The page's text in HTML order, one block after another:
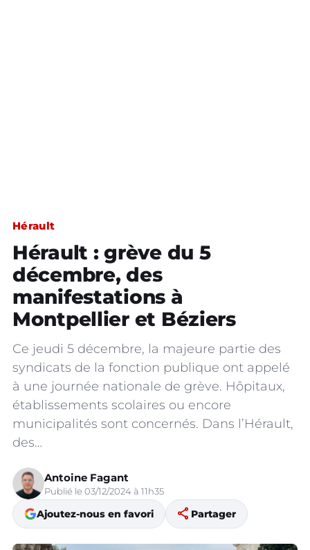
Hérault
Hérault : grève du 5
décembre, des
manifestations à
Montpellier et Béziers
Ce jeudi 5 décembre, la majeure partie des
syndicats de la fonction publique ont appelé
à une journée nationale de grève. Hôpitaux,
établissements scolaires ou encore
municipalités sont concernés. Dans l’Hérault,
des…
Antoine Fagant
Publié le 03/12/2024 à 11h35
Ajoutez-nous en favori share Partager